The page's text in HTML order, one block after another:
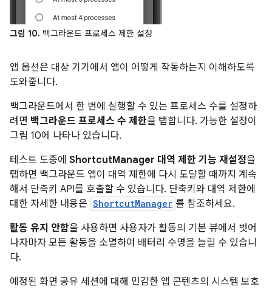
그림 10. 백그라운드 프로세스 제한 설정
앱 옵션은 대상 기기에서 앱이 어떻게 작동하는지 이해하도록
도와줍니다.
백그라운드에서 한 번에 실행할 수 있는 프로세스 수를 설정하
려면 백그라운드 프로세스 수 제한을 탭합니다. 가능한 설정이
그림 10에 나타나 있습니다.
테스트 도중에 ShortcutManager 대역 제한 기능 재설정을
탭하면 백그라운드 앱이 대역 제한에 다시 도달할 때까지 계속
해서 단축키 API를 호출할 수 있습니다. 단축키와 대역 제한에
대한 자세한 내용은 ShortcutManager 를 참조하세요.
활동 유지 안함을 사용하면 사용자가 활동의 기본 뷰에서 벗어
나자마자 모든 활동을 소멸하여 배터리 수명을 늘릴 수 있습니
다.
예정된 화면 공유 세션에 대해 민감한 앱 콘텐츠의 시스템 보호